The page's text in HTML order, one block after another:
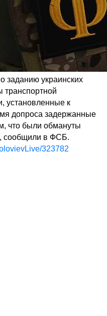
заданию украинских
транспортной
установленные к
допроса задержанные
что были обмануты
сообщили в ФСБ.
323782